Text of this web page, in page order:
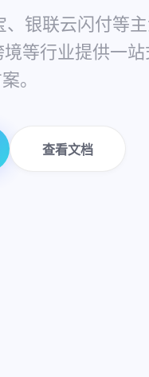
99.99%
极速到账
银联云闪付等
等行业提供一
。
查看文档